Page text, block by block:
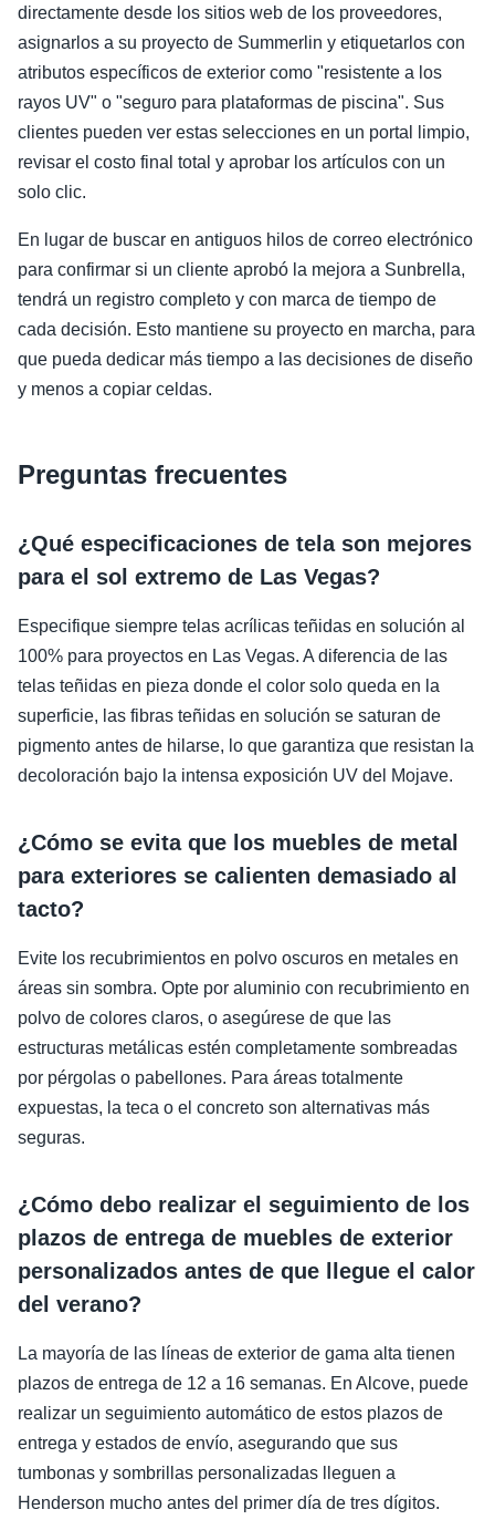
directamente desde los sitios web de los proveedores,
asignarlos a su proyecto de Summerlin y etiquetarlos con
atributos específicos de exterior como "resistente a los
rayos UV" o "seguro para plataformas de piscina". Sus
clientes pueden ver estas selecciones en un portal limpio,
revisar el costo final total y aprobar los artículos con un
solo clic.
En lugar de buscar en antiguos hilos de correo electrónico
para confirmar si un cliente aprobó la mejora a Sunbrella,
tendrá un registro completo y con marca de tiempo de
cada decisión. Esto mantiene su proyecto en marcha, para
que pueda dedicar más tiempo a las decisiones de diseño
y menos a copiar celdas.
Preguntas frecuentes
¿Qué especificaciones de tela son mejores
para el sol extremo de Las Vegas?
Especifique siempre telas acrílicas teñidas en solución al
100% para proyectos en Las Vegas. A diferencia de las
telas teñidas en pieza donde el color solo queda en la
superficie, las fibras teñidas en solución se saturan de
pigmento antes de hilarse, lo que garantiza que resistan la
decoloración bajo la intensa exposición UV del Mojave.
¿Cómo se evita que los muebles de metal
para exteriores se calienten demasiado al
tacto?
Evite los recubrimientos en polvo oscuros en metales en
áreas sin sombra. Opte por aluminio con recubrimiento en
polvo de colores claros, o asegúrese de que las
estructuras metálicas estén completamente sombreadas
por pérgolas o pabellones. Para áreas totalmente
expuestas, la teca o el concreto son alternativas más
seguras.
¿Cómo debo realizar el seguimiento de los
plazos de entrega de muebles de exterior
personalizados antes de que llegue el calor
del verano?
La mayoría de las líneas de exterior de gama alta tienen
plazos de entrega de 12 a 16 semanas. En Alcove, puede
realizar un seguimiento automático de estos plazos de
entrega y estados de envío, asegurando que sus
tumbonas y sombrillas personalizadas lleguen a
Henderson mucho antes del primer día de tres dígitos.